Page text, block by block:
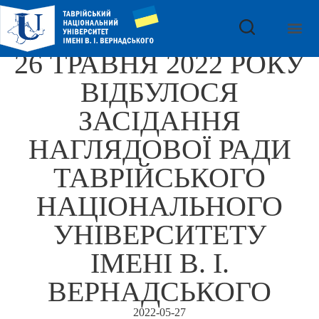
26 ТРАВНЯ 2022 РОКУ
ВІДБУЛОСЯ
ЗАСІДАННЯ
НАГЛЯДОВОЇ РАДИ
ТАВРІЙСЬКОГО
НАЦІОНАЛЬНОГО
УНІВЕРСИТЕТУ
ІМЕНІ В. І.
ВЕРНАДСЬКОГО
2022-05-27